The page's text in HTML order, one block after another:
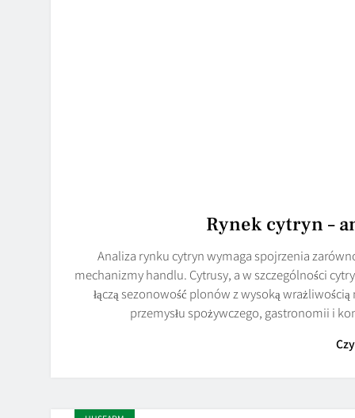
Rynek cytryn –
Analiza rynku cytryn wymaga spojrzenia
mechanizmy handlu. Cytrusy, a w szczególności
łączą sezonowość plonów z wysoką
przemysłu spożywczego, gastronomii i